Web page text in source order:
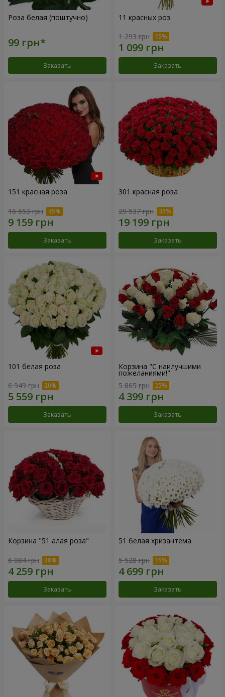
Роза белая (поштучно)
Заказать
11 красных роз
1 293 грн
Заказать
151 красная роза
16 653 грн
Заказать
301 красная роза
29 537 грн
Заказать
101 белая роза
6 949 грн
Заказать
Корзина "С наилучшими
пожеланиями!"
5 865 грн
Заказать
Корзина "51 алая роза"
6 084 грн
Заказать
51 белая хризантема
5 528 грн
Заказать